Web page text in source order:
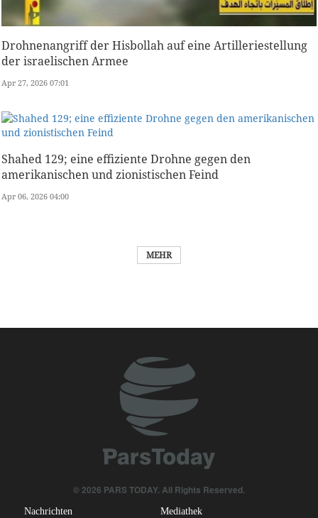
Drohnenangriff der Hisbollah auf eine Artilleriestellung
der israelischen Armee
Apr 27, 2026 07:01
Shahed 129; eine effiziente Drohne gegen den
amerikanischen und zionistischen Feind
Apr 06, 2026 04:00
MEHR
© 2026 PARS TODAY. All Rights Reserved.
Nachrichten Mediathek